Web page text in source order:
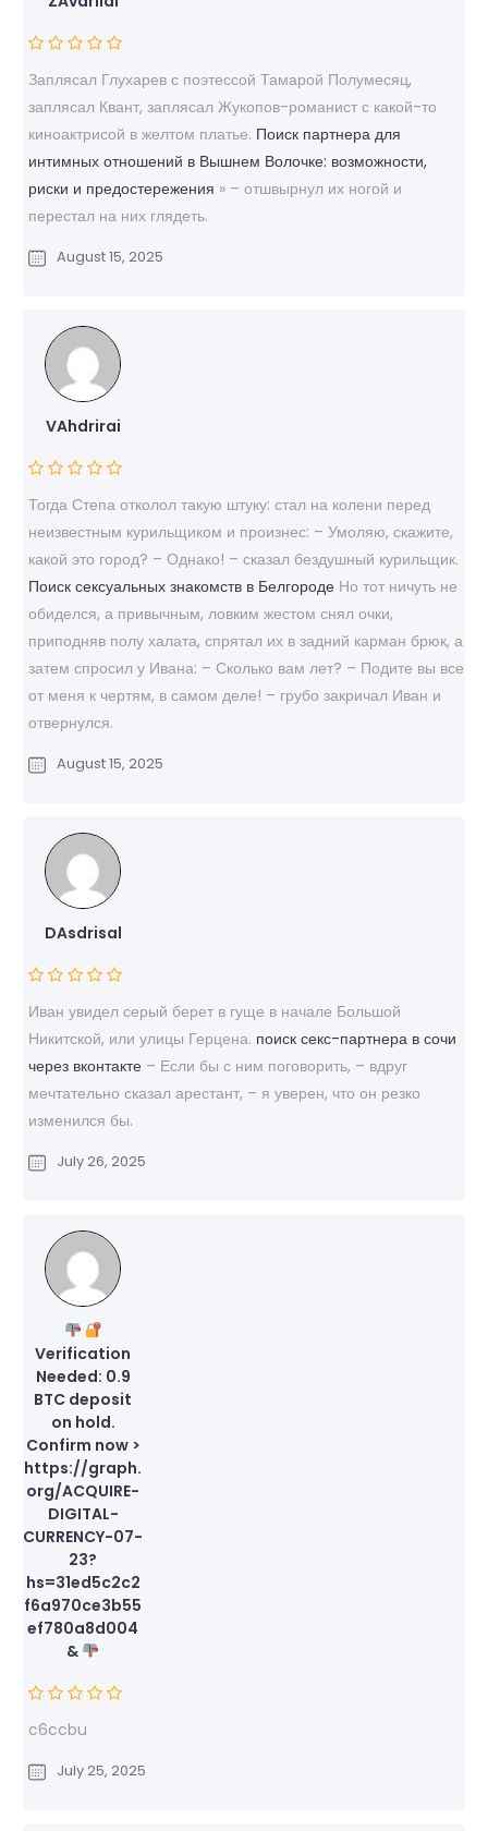
Заплясал Глухарев с поэтессой Тамарой Полумесяц,
заплясал Квант, заплясал Жукопов-романист с какой-то
киноактрисой в желтом платье. Поиск партнера для
интимных отношений в Вышнем Волочке: возможности,
риски и предостережения » – отшвырнул их ногой и
перестал на них глядеть.
August 15, 2025
VAhdrirai
Тогда Степа отколол такую штуку: стал на колени перед
неизвестным курильщиком и произнес: – Умоляю, скажите,
какой это город? – Однако! – сказал бездушный курильщик.
Поиск сексуальных знакомств в Белгороде Но тот ничуть не
обиделся, а привычным, ловким жестом снял очки,
приподняв полу халата, спрятал их в задний карман брюк, а
затем спросил у Ивана: – Сколько вам лет? – Подите вы все
от меня к чертям, в самом деле! – грубо закричал Иван и
отвернулся.
August 15, 2025
DAsdrisal
Иван увидел серый берет в гуще в начале Большой
Никитской, или улицы Герцена. поиск секс-партнера в сочи
через вконтакте – Если бы с ним поговорить, – вдруг
мечтательно сказал арестант, – я уверен, что он резко
изменился бы.
July 26, 2025
Verification
Needed: 0.9
BTC deposit
on hold.
Confirm now >
https://graph.
org/ACQUIRE-
DIGITAL-
CURRENCY-07-
23?
hs=31ed5c2c2
f6a970ce3b55
ef780a8d004
&
c6ccbu
July 25, 2025